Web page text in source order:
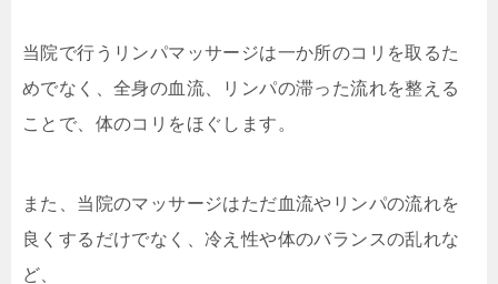
当院で行うリンパマッサージは一か所のコリを取るた
めでなく、全身の血流、リンパの滞った流れを整える
ことで、体のコリをほぐします。
また、当院のマッサージはただ血流やリンパの流れを
良くするだけでなく、冷え性や体のバランスの乱れな
ど、